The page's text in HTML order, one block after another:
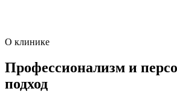
О клинике
Профессионализм и
подход